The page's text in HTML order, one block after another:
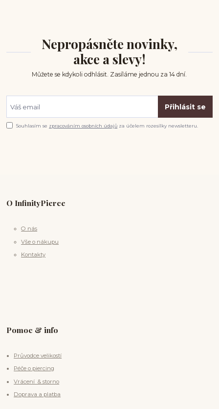
Nepropásněte novinky,
akce a slevy!
Můžete se kdykoli odhlásit. Zasíláme jednou za 14 dní.
Přihlásit se
Souhlasím se zpracováním osobních údajů za účelem rozesílky newsletteru.
O InfinityPierce
O nás
Vše o nákupu
Kontakty
Pomoc & info
Průvodce velikostí
Péče o piercing
Vrácení & storno
Doprava a platba